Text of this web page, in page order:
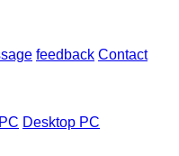
feedback Contact
Desktop PC